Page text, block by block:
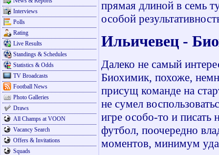
Interviews
Polls
Rating
Live Results
Standings & Schedules
Statistics & Odds
TV Broadcasts
Football News
Photo Galleries
Draws
All Champs at VOON
Vacancy Search
Offers & Invitations
Squads
прямая длиной в семь
особой
Ильичевец -
Далеко не самый
Биохимик, похоже,
присущ команде на
не сумел
игре особо-то и писать
футбол, поочередно
моментов, минимум